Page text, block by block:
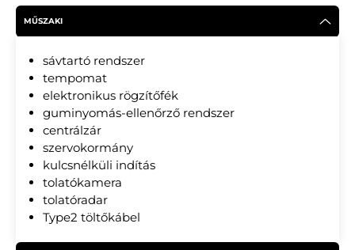
MŰSZAKI
sávtartó rendszer
tempomat
elektronikus rögzítőfék
guminyomás-ellenőrző rendszer
centrálzár
szervokormány
kulcsnélküli indítás
tolatókamera
tolatóradar
Type2 töltőkábel